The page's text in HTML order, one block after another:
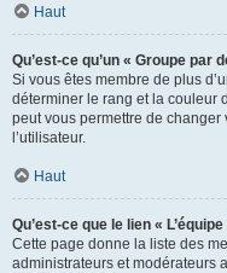
Haut
Qu’est-ce qu’un « Groupe par
Si vous êtes membre de plus
déterminer le rang et la couleur
peut vous permettre de
l’utilisateur.
Haut
Qu’est-ce que le lien «
Cette page donne la liste des
administrateurs et modérateurs